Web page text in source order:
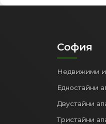
София
Недвижими
Едностайни
Двустайни
Тристайни